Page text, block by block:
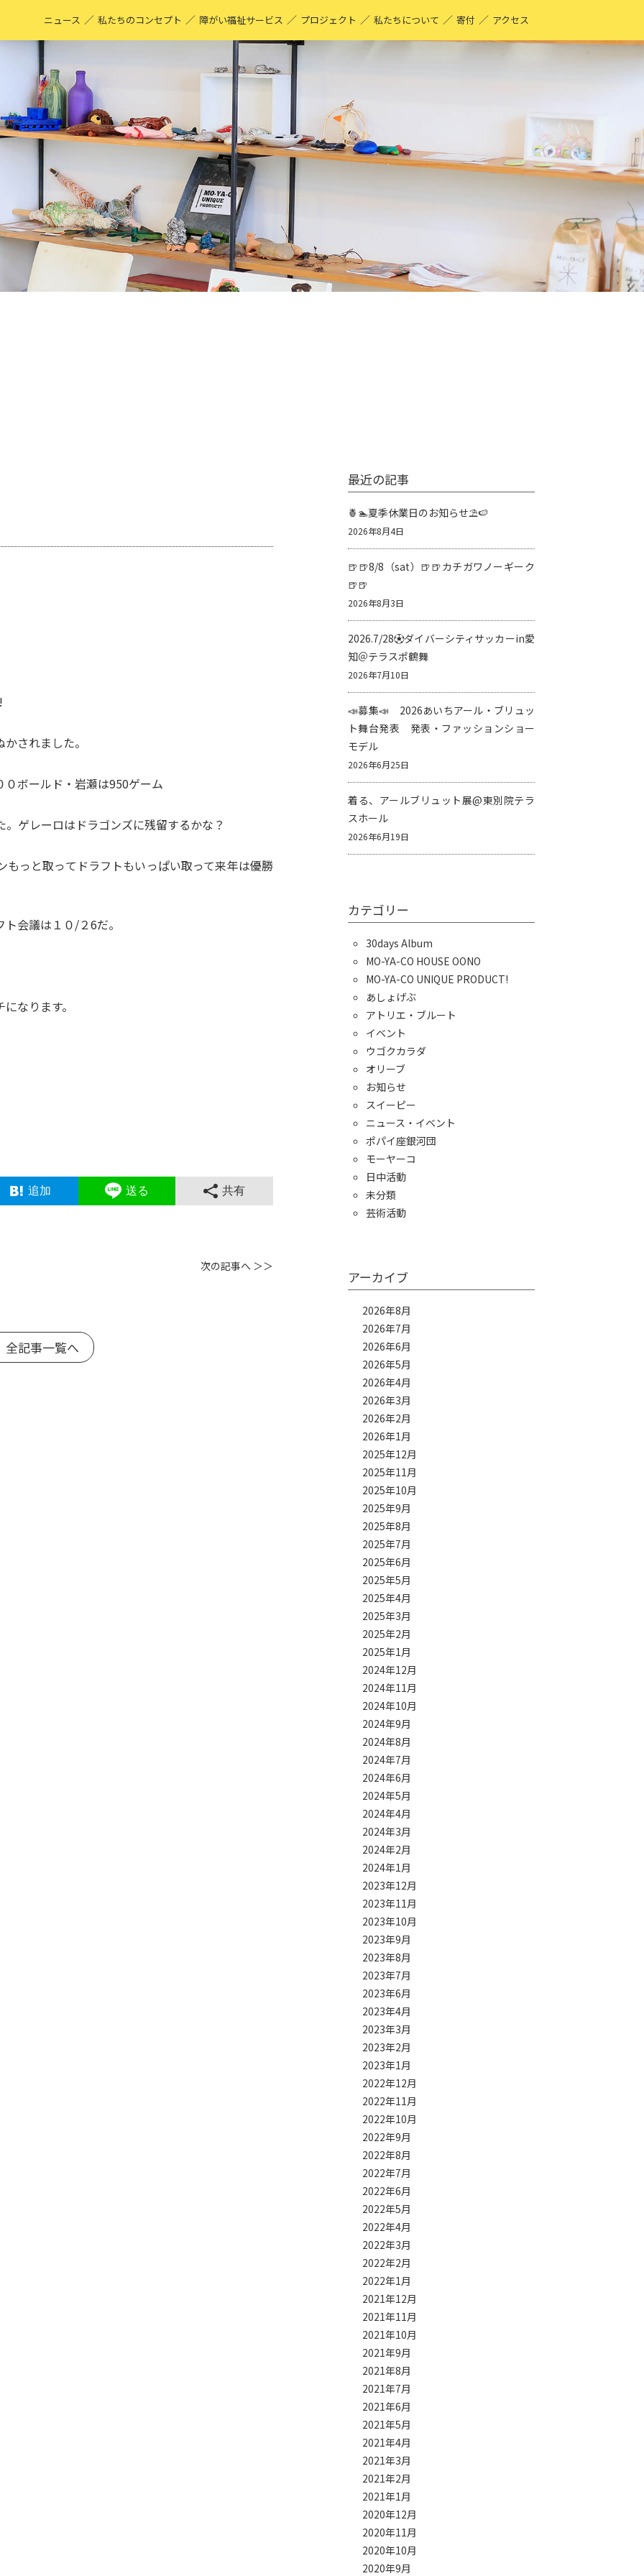
ニュース ／ 私たちのコンセプト ／ 障がい福祉サービス ／ プロジェクト
MO-YA-CO UNIQUE PRODUCT！
アーティストページ
MO-YA-CO キフ
／ 私たちについて ／ 寄付 ／ アクセス
されました。
ボールド・岩瀬は950ゲーム
ゲレーロはドラゴンズに残留するかな？
っと取ってドラフトもいっぱい取って来年は優勝
会議は１０/２6だ。
なります。
追加 送る 共有
次の記事へ ＞＞
記事一覧へ
最近の記事
🍍🏊夏季休業日のお知らせ⛱️🍉
2026年8月4日
🍺🍺8/8（sat）🍺🍺カチガワノーギーク
🍺🍺
2026年8月3日
2026.7/28⚽️ダイバーシティサッカーin愛
知＠テラスポ鶴舞
2026年7月10日
📣募集📣 2026あいちアール・ブリュッ
ト舞台発表 発表・ファッションショー
モデル
2026年6月25日
着る、アールブリュット展@東別院テラ
スホール
2026年6月19日
カテゴリー
30days Album
MO-YA-CO HOUSE OONO
MO-YA-CO UNIQUE PRODUCT!
あしょげぶ
アトリエ・ブルート
イベント
ウゴクカラダ
オリーブ
お知らせ
スイーピー
ニュース・イベント
ポパイ座銀河団
モーヤーコ
日中活動
未分類
芸術活動
アーカイブ
2026年8月
2026年7月
2026年6月
2026年5月
2026年4月
2026年3月
2026年2月
2026年1月
2025年12月
2025年11月
2025年10月
2025年9月
2025年8月
2025年7月
2025年6月
2025年5月
2025年4月
2025年3月
2025年2月
2025年1月
2024年12月
2024年11月
2024年10月
2024年9月
2024年8月
2024年7月
2024年6月
2024年5月
2024年4月
2024年3月
2024年2月
2024年1月
2023年12月
2023年11月
2023年10月
2023年9月
2023年8月
2023年7月
2023年6月
2023年4月
2023年3月
2023年2月
2023年1月
2022年12月
2022年11月
2022年10月
2022年9月
2022年8月
2022年7月
2022年6月
2022年5月
2022年4月
2022年3月
2022年2月
2022年1月
2021年12月
2021年11月
2021年10月
2021年9月
2021年8月
2021年7月
2021年6月
2021年5月
2021年4月
2021年3月
2021年2月
2021年1月
2020年12月
2020年11月
2020年10月
2020年9月